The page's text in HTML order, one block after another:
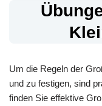
Um die Regeln der
und zu festigen, sind
finden Sie effektive